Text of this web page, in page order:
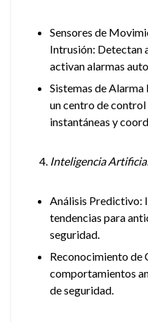
Sensores de
Intrusión: Detectan
activan alarmas
Sistemas de
un centro de
instantáneas y
Inteligencia
Análisis Predictivo:
tendencias para
seguridad.
Reconocimiento
comportamientos
de seguridad.